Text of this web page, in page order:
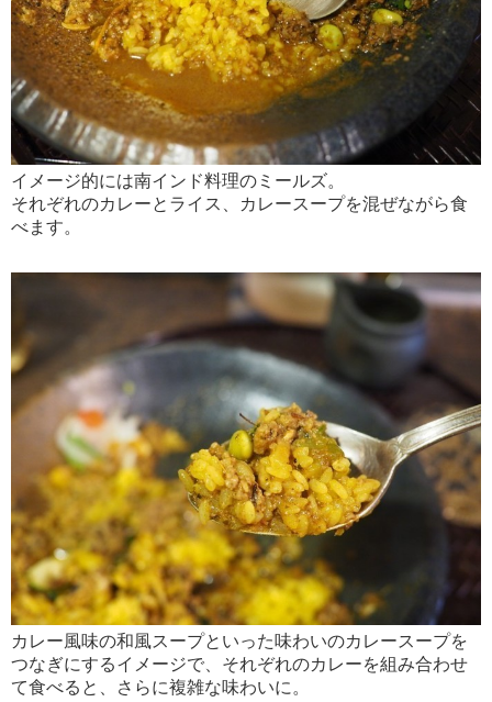
イメージ的には南インド料理のミールズ。
それぞれのカレーとライス、カレースープを混ぜながら食
べます。
カレー風味の和風スープといった味わいのカレースープを
つなぎにするイメージで、それぞれのカレーを組み合わせ
て食べると、さらに複雑な味わいに。